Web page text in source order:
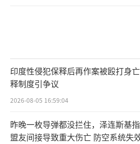
印度性侵犯保释后再作案被殴打身
释制度引争议
2026-08-05 16:59:04
昨晚一枚导弹都没拦住，泽连斯基
盟友间接导致重大伤亡 防空系统失